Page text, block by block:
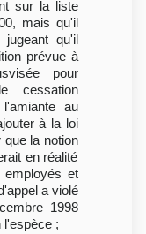
sur la liste
mais qu'il
qu'il
prévue à
pour
cessation
au
à la loi
que la notion
en réalité
et
a violé
1998
l'espèce ;